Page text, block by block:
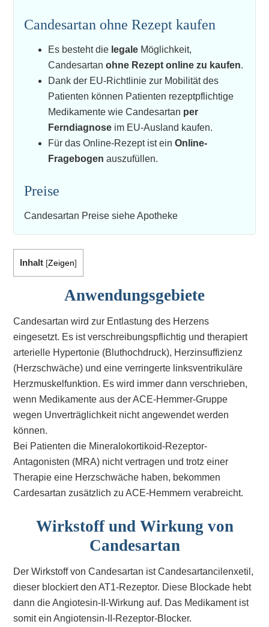
Candesartan ohne Rezept kaufen
Es besteht die legale Möglichkeit,
Candesartanohne Rezept online zu kaufen.
Dank der EU-Richtlinie zur Mobilität des
Patienten können Patienten rezeptpflichtige
Medikamente wie Candesartan per
Ferndiagnose im EU-Ausland kaufen.
Für das Online-Rezept ist einOnline-
Fragebogen auszufüllen.
Preise
Candesartan Preise siehe Apotheke
Inhalt [Zeigen]
Anwendungsgebiete
Candesartan wird zur Entlastung des Herzens
eingesetzt. Es ist verschreibungspflichtig und therapiert
arterielle Hypertonie (Bluthochdruck), Herzinsuffizienz
(Herzschwäche) und eine verringerte linksventrikuläre
Herzmuskelfunktion. Es wird immer dann verschrieben,
wenn Medikamente aus der ACE-Hemmer-Gruppe
wegen Unverträglichkeit nicht angewendet werden
können.
Bei Patienten die Mineralokortikoid-Rezeptor-
Antagonisten (MRA) nicht vertragen und trotz einer
Therapie eine Herzschwäche haben, bekommen
Cardesartan zusätzlich zu ACE-Hemmern verabreicht.
Wirkstoff und Wirkung von
Candesartan
Der Wirkstoff von Candesartan ist Candesartancilenxetil,
dieser blockiert den AT1-Rezeptor. Diese Blockade hebt
dann die Angiotesin-II-Wirkung auf. Das Medikament ist
somit ein Angiotensin-II-Rezeptor-Blocker.